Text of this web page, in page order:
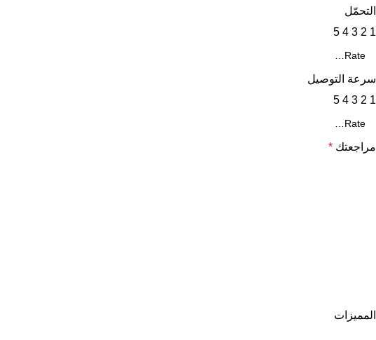
التحمّل
1
2
3
4
5
سرعة التوصيل
1
2
3
4
5
مراجعتك *
المميزات